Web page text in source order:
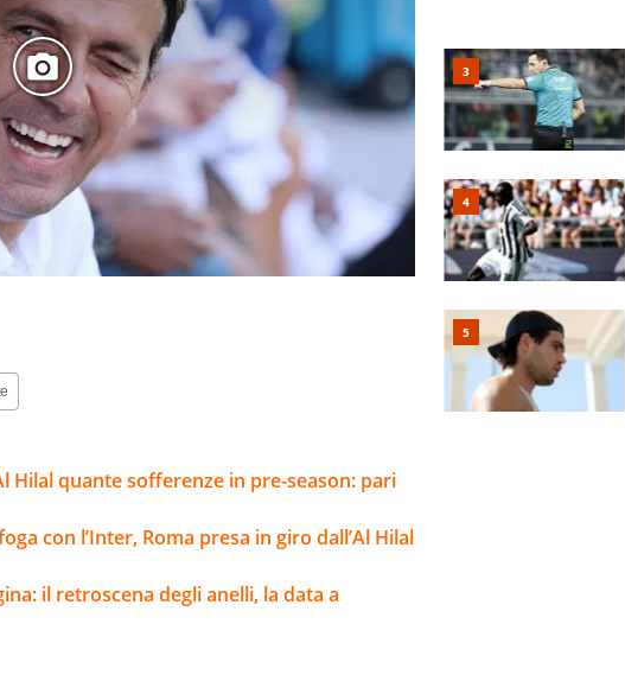
Hilal quante sofferenze in pre-season: pari
con l’Inter, Roma presa in giro dall’Al Hilal
il retroscena degli anelli, la data a